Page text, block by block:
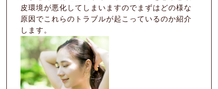
皮環境が悪化してしまいますのでまずはどの様な
原因でこれらのトラブルが起こっているのか紹介
します。